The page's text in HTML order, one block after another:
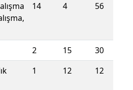
14 4 56
2 15
30
1 12 12